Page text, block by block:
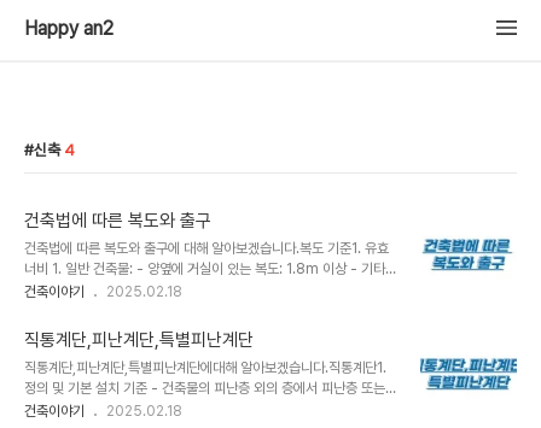
Happy an2
신축 4
건축법에 따른 복도와 출구
건축법에 따른 복도와 출구에 대해 알아보겠습니다.복도 기준1. 유효
너비 1. 일반 건축물: - 양옆에 거실이 있는 복도: 1.8m 이상 - 기타
복도: 1.2m 이상2. 학교: 유치원, 초등학교, 중학교, 고등학교: 양옆
- 문화 및 집회시설, 종교시설, 노유자시설 등: 해당 층 용도 바닥면적
합계 500㎡ 미만: 1.5m 이상 해당 층 용도 바닥면적 합계 500
㎡ 이상 1,000㎡ 미만: 1.8m 이상 해당 층 용도 바닥면적 합계
1,000㎡ 이상: 2.4m 이상 2.설치 의무- 연면적 200㎡ 초과 건축
물3.공연장 특별 규정1. 바닥면적 300㎡ 이상 개별 관람석: - 양쪽
건축이야기 2025.02.18
직통계단,피난계단,특별피난계단
직통계단,피난계단,특별피난계단에대해 알아보겠습니다.직통계단1.
정의 및 기본 설치 기준 - 건축물의 피난층 외의 층에서 피난층 또는
지상으로 바로 통하는 계단입니다. - 보행거리는 원칙적으로 30m
건축이야기 2025.02.18